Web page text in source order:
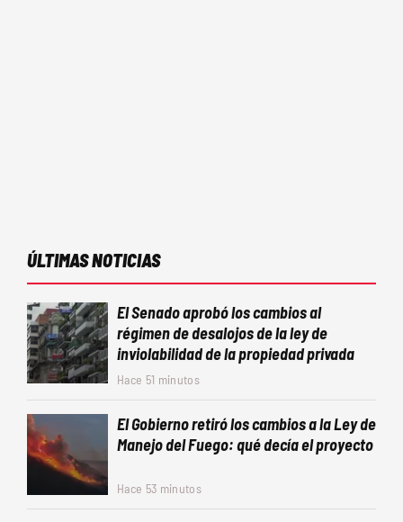
ÚLTIMAS NOTICIAS
El Senado aprobó los cambios al
régimen de desalojos de la ley de
inviolabilidad de la propiedad privada
Hace 51 minutos
El Gobierno retiró los cambios a la Ley de
Manejo del Fuego: qué decía el proyecto
Hace 53 minutos